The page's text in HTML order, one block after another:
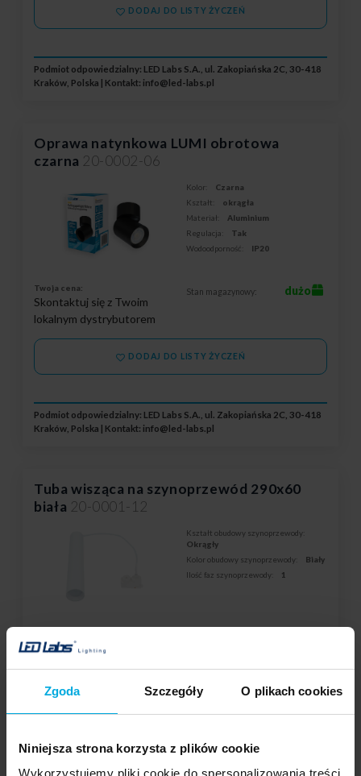
Zgoda Szczegóły O plikach cookies
Niniejsza strona korzysta z plików cookie
Wykorzystujemy pliki cookie do spersonalizowania treści
DODAJ DO LISTY ŻYCZEŃ
Podmiot odpowiedzialny: LED Labs S.A., ul. Zakopiańska 2C, 30-418
Kraków, Polska | Kontakt: info@led-labs.pl
Oprawa natynkowa LUMI obrotowa
czarna 20-0002-06
Kolor:
Czarna
Kształt:
okrągła
Materiał:
Aluminium
Regulacja:
Tak
Wodoodporność:
IP20
Twoja cena:
Skontaktuj się z Twoim
lokalnym dystrybutorem
Stan magazynowy: dużo
DODAJ DO LISTY ŻYCZEŃ
Podmiot odpowiedzialny: LED Labs S.A., ul. Zakopiańska 2C, 30-418
Kraków, Polska | Kontakt: info@led-labs.pl
Tuba wisząca na szynoprzewód 290x60
biała 20-0001-12
Kształt obudowy szynoprzewody:
Okrągły
Kolor obudowy szynoprzewody:
Biały
Ilość faz szynoprzewody:
1
Skontaktuj się z Twoim